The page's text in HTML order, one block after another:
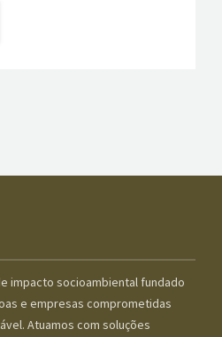
impacto socioambiental fundado
e empresas comprometidas
Atuamos com soluções